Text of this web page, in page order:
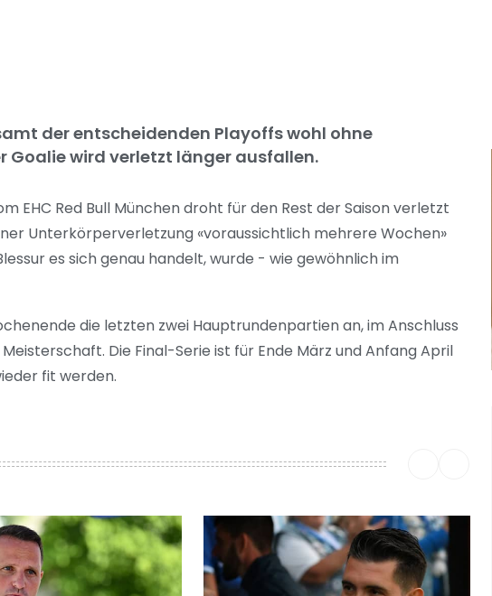
der entscheidenden Playoffs wohl ohne
Goalie wird verletzt länger ausfallen.
EHC Red Bull München droht für den Rest der Saison verletzt
Unterkörperverletzung «voraussichtlich mehrere Wochen»
es sich genau handelt, wurde - wie gewöhnlich im
die letzten zwei Hauptrundenpartien an, im Anschluss
Die Final-Serie ist für Ende März und Anfang April
fit werden.